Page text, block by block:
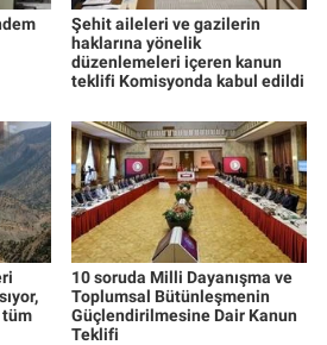
Şehit aileleri ve gazilerin
haklarına yönelik
düzenlemeleri içeren kanun
teklifi Komisyonda kabul edildi
tüm
10 soruda Milli Dayanışma ve
Toplumsal Bütünleşmenin
Güçlendirilmesine Dair Kanun
Teklifi